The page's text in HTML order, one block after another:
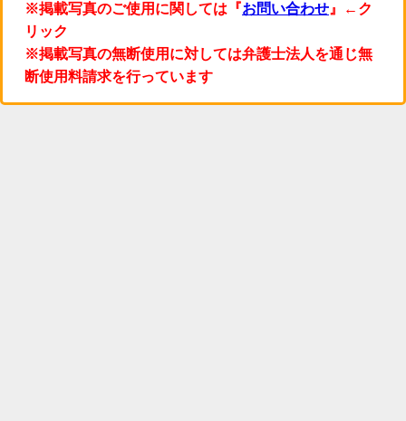
※掲載写真のご使用に関しては『お問い合わせ 』←ク
リック
※掲載写真の無断使用に対しては弁護士法人を通じ無
断使用料請求を行っています